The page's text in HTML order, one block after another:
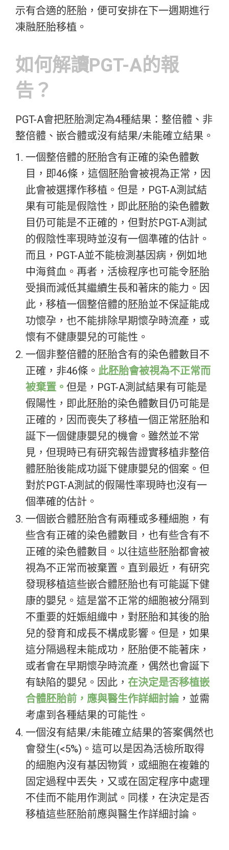
示有合適的胚胎，便可安排在下一週期進行
凍融胚胎移植。
如何解讀PGT-A的報
告？
PGT-A會把胚胎測定為4種結果：整倍體、非
整倍體、嵌合體或沒有結果/未能確立結果。
一個整倍體的胚胎含有正確的染色體數
目，即46條，這個胚胎會被視為正常，因
此會被選擇作移植。但是，PGT-A測試結
果有可能是假陰性，即此胚胎的染色體數
目仍可能是不正確的，但對於PGT-A測試
的假陰性率現時並沒有一個準確的估計。
而且，PGT-A並不能檢測基因病，例如地
中海貧血。再者，活檢程序也可能令胚胎
受損而減低其繼續生長和著床的能力。因
此，移植一個整倍體的胚胎並不保証能成
功懷孕，也不能排除早期懷孕時流產，或
懷有不健康嬰兒的可能性。
一個非整倍體的胚胎含有的染色體數目不
正確，非46條。 此胚胎會被視為不正常而
被棄置。 但是，PGT-A測試結果有可能是
假陽性，即此胚胎的染色體數目仍可能是
正確的，因而喪失了移植一個正常胚胎和
誕下一個健康嬰兒的機會。雖然並不常
見，但現時已有研究報告證實移植非整倍
體胚胎後能成功誕下健康嬰兒的個案。但
對於PGT-A測試的假陽性率現時也沒有一
個準確的估計。
一個嵌合體胚胎含有兩種或多種細胞，有
些含有正確的染色體數目，也有些含有不
正確的染色體數目。以往這些胚胎都會被
視為不正常而被棄置。直到最近，有研究
發現移植這些嵌合體胚胎也有可能誕下健
康的嬰兒。這是當不正常的細胞被分隔到
不重要的妊娠組織中，對胚胎和其後的胎
兒的發育和成長不構成影響。但是，如果
這分隔過程未能成功，胚胎便不能著床，
或者會在早期懷孕時流產，偶然也會誕下
有缺陷的嬰兒。因此， 在決定是否移植嵌
合體胚胎前，應與醫生作詳細討論，並需
考慮到各種結果的可能性。
一個沒有結果/未能確立結果的答案偶然也
會發生(<5%)。這可以是因為活檢所取得
的細胞內沒有基因物質，或細胞在複雜的
固定過程中丟失，又或在固定程序中處理
不佳而不能用作測試。同樣，在決定是否
移植這些胚胎前應與醫生作詳細討論。